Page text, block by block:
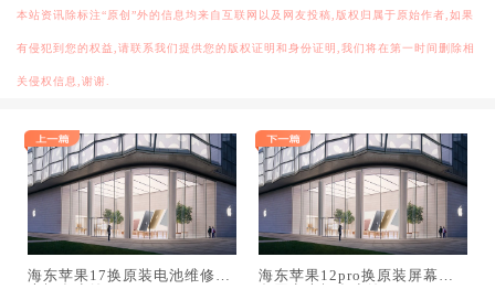
本站资讯除标注“原创”外的信息均来自互联网以及网友投稿,版权归属于原始作者,如果
有侵犯到您的权益,请联系我们提供您的版权证明和身份证明,我们将在第一时间删除相
关侵权信息,谢谢.
海东苹果17换原装电池维修店
海东苹果12pro换原装屏幕服